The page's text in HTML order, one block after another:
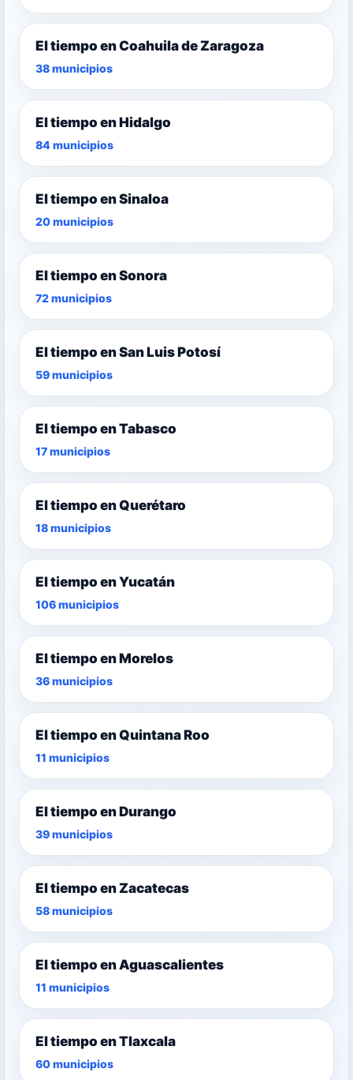
El tiempo en Coahuila de Zaragoza
38 municipios
El tiempo en Hidalgo
84 municipios
El tiempo en Sinaloa
20 municipios
El tiempo en Sonora
72 municipios
El tiempo en San Luis Potosí
59 municipios
El tiempo en Tabasco
17 municipios
El tiempo en Querétaro
18 municipios
El tiempo en Yucatán
106 municipios
El tiempo en Morelos
36 municipios
El tiempo en Quintana Roo
11 municipios
El tiempo en Durango
39 municipios
El tiempo en Zacatecas
58 municipios
El tiempo en Aguascalientes
11 municipios
El tiempo en Tlaxcala
60 municipios